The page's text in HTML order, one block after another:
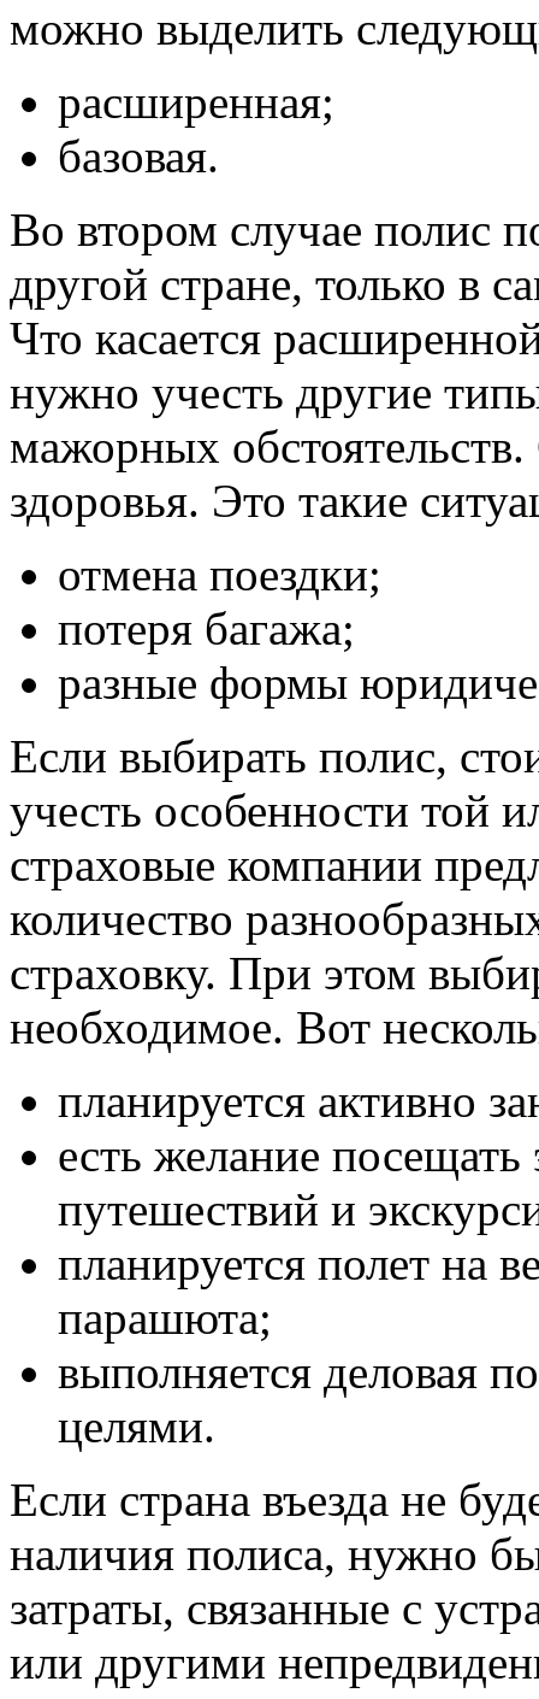
можно выделить
расширенная;
базовая.
Во втором случае полис
другой стране, только в
Что касается
нужно учесть другие
мажорных
здоровья. Это такие
отмена поездки;
потеря багажа;
разные формы
Если выбирать полис,
учесть особенности той
страховые компании
количество
страховку. При этом
необходимое. Вот
планируется активно
есть желание
путешествий и
планируется полет на
парашюта;
выполняется деловая
целями.
Если страна въезда не
наличия полиса, нужно
затраты, связанные с
или другими